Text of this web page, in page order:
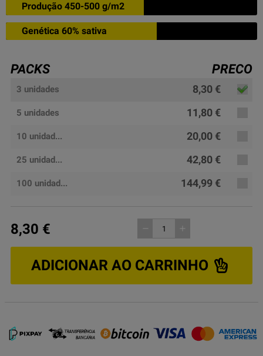
Produção 450-500 g/m2
Genética 60% sativa
PACKS PRECO
3 unidades 8,30 €
5 unidades 11,80 €
10 unidad... 20,00 €
25 unidad... 42,80 €
100 unidad... 144,99 €
8,30 € add
ADICIONAR AO CARRINHO